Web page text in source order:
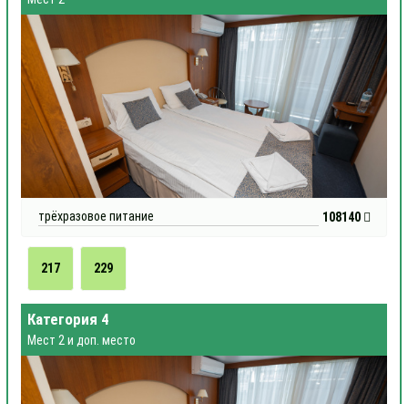
трёхразовое питание 108140
217 229
Категория 4
Мест 2 и доп. место